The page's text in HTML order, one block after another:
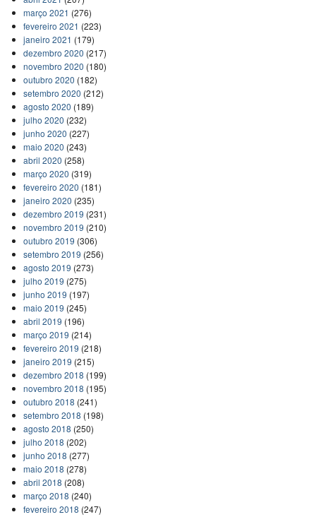
março 2021 (276)
fevereiro 2021 (223)
janeiro 2021 (179)
dezembro 2020 (217)
novembro 2020 (180)
outubro 2020 (182)
setembro 2020 (212)
agosto 2020 (189)
julho 2020 (232)
junho 2020 (227)
maio 2020 (243)
abril 2020 (258)
março 2020 (319)
fevereiro 2020 (181)
janeiro 2020 (235)
dezembro 2019 (231)
novembro 2019 (210)
outubro 2019 (306)
setembro 2019 (256)
agosto 2019 (273)
julho 2019 (275)
junho 2019 (197)
maio 2019 (245)
abril 2019 (196)
março 2019 (214)
fevereiro 2019 (218)
janeiro 2019 (215)
dezembro 2018 (199)
novembro 2018 (195)
outubro 2018 (241)
setembro 2018 (198)
agosto 2018 (250)
julho 2018 (202)
junho 2018 (277)
maio 2018 (278)
abril 2018 (208)
março 2018 (240)
fevereiro 2018 (247)